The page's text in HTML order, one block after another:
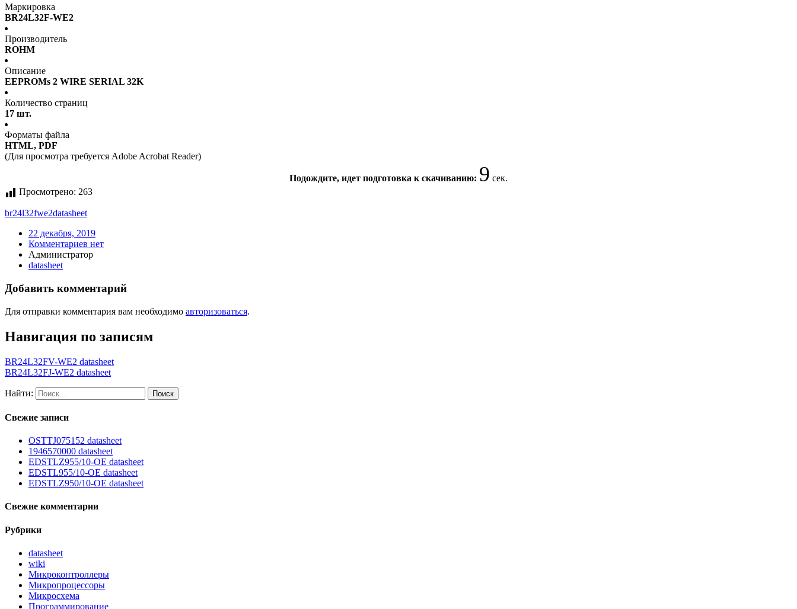
Маркировка
BR24L32F-WE2
Производитель
ROHM
Описание
EEPROMs 2 WIRE SERIAL 32K
Количество страниц
17 шт.
Форматы файла
HTML, PDF
(Для просмотра требуется Adobe Acrobat Reader)
Подождите, идет подготовка к скачиванию: 9 сек.
Просмотрено: 263
br24l32fwe2datasheet
22 декабря, 2019
Комментариев нет
Администратор
datasheet
Добавить комментарий
Для отправки комментария вам необходимо авторизоваться.
Навигация по записям
BR24L32FV-WE2 datasheet
BR24L32FJ-WE2 datasheet
Найти:
Свежие записи
OSTTJ075152 datasheet
1946570000 datasheet
EDSTLZ955/10-OE datasheet
EDSTL955/10-OE datasheet
EDSTLZ950/10-OE datasheet
Свежие комментарии
Рубрики
datasheet
wiki
Микроконтроллеры
Микропроцессоры
Микросхема
Программирование